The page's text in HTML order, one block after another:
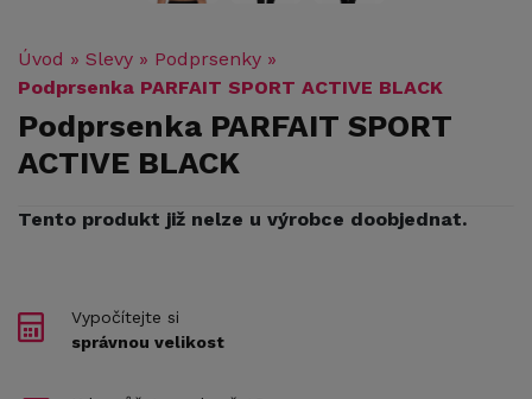
Úvod » Slevy » Podprsenky »
Podprsenka PARFAIT SPORT ACTIVE BLACK
Podprsenka PARFAIT SPORT
ACTIVE BLACK
Tento produkt již nelze u výrobce doobjednat.
Vypočítejte si
správnou velikost